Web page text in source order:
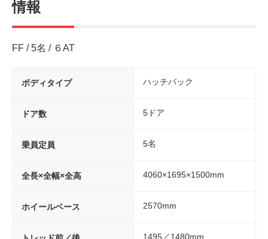
情報
FF / 5名 / ６AT
ボディタイプ ハッチバック
ドア数 5ドア
乗員定員 5名
全長×全幅×全高 4060×1695×1500mm
ホイールベース 2570mm
1495／1480mm